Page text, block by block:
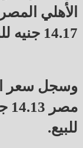
14.17 جنيه للبيع.
وسجل سعر
للبيع.